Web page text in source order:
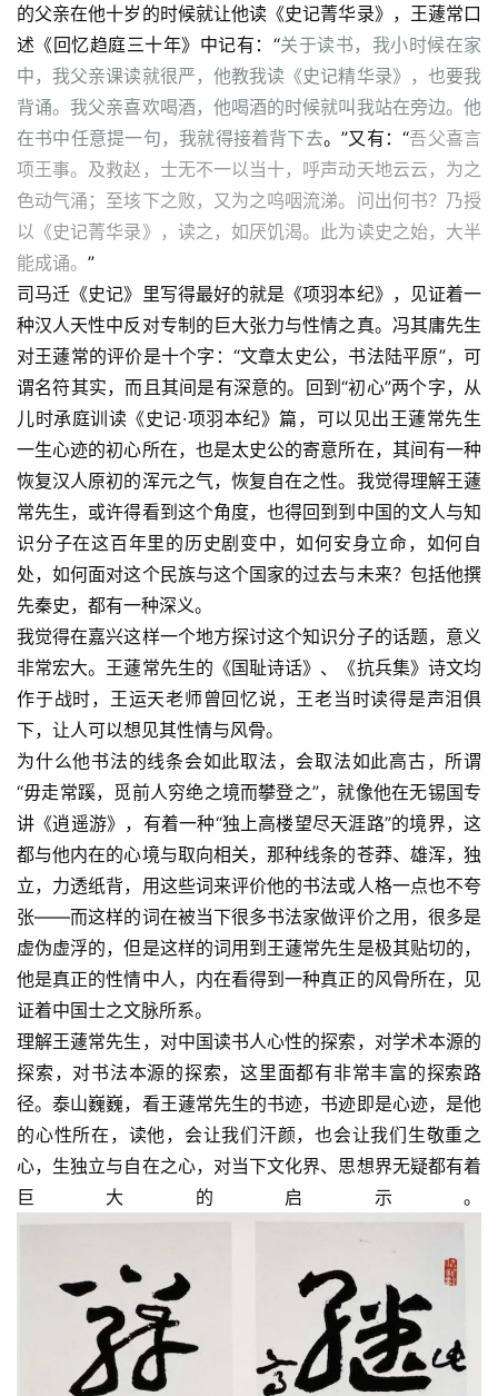
的父亲在他十岁的时候就让他读《史记菁华录》，王蘧常口
述《回忆趋庭三十年》中记有：“关于读书，我小时候在家
中，我父亲课读就很严，他教我读《史记精华录》，也要我
背诵。我父亲喜欢喝酒，他喝酒的时候就叫我站在旁边。他
在书中任意提一句，我就得接着背下去。”又有：“吾父喜言
项王事。及救赵，士无不一以当十，呼声动天地云云，为之
色动气涌；至垓下之败，又为之呜咽流涕。问出何书？乃授
以《史记菁华录》，读之，如厌饥渴。此为读史之始，大半
能成诵。 ”
司马迁《史记》里写得最好的就是《项羽本纪》，见证着一
种汉人天性中反对专制的巨大张力与性情之真。冯其庸先生
对王蘧常的评价是十个字：“文章太史公，书法陆平原”，可
谓名符其实，而且其间是有深意的。回到“初心”两个字，从
儿时承庭训读《史记·项羽本纪》篇，可以见出王蘧常先生
一生心迹的初心所在，也是太史公的寄意所在，其间有一种
恢复汉人原初的浑元之气，恢复自在之性。我觉得理解王蘧
常先生，或许得看到这个角度，也得回到到中国的文人与知
识分子在这百年里的历史剧变中，如何安身立命，如何自
处，如何面对这个民族与这个国家的过去与未来？包括他撰
先秦史，都有一种深义。
我觉得在嘉兴这样一个地方探讨这个知识分子的话题，意义
非常宏大。王蘧常先生的《国耻诗话》、《抗兵集》诗文均
作于战时，王运天老师曾回忆说，王老当时读得是声泪俱
下，让人可以想见其性情与风骨。
为什么他书法的线条会如此取法，会取法如此高古，所谓
“毋走常蹊，觅前人穷绝之境而攀登之”，就像他在无锡国专
讲《逍遥游》，有着一种“独上高楼望尽天涯路”的境界，这
都与他内在的心境与取向相关，那种线条的苍莽、雄浑，独
立，力透纸背，用这些词来评价他的书法或人格一点也不夸
张——而这样的词在被当下很多书法家做评价之用，很多是
虚伪虚浮的，但是这样的词用到王蘧常先生是极其贴切的，
他是真正的性情中人，内在看得到一种真正的风骨所在，见
证着中国士之文脉所系。
理解王蘧常先生，对中国读书人心性的探索，对学术本源的
探索，对书法本源的探索，这里面都有非常丰富的探索路
径。泰山巍巍，看王蘧常先生的书迹，书迹即是心迹，是他
的心性所在，读他，会让我们汗颜，也会让我们生敬重之
心，生独立与自在之心，对当下文化界、思想界无疑都有着
巨大的启示。